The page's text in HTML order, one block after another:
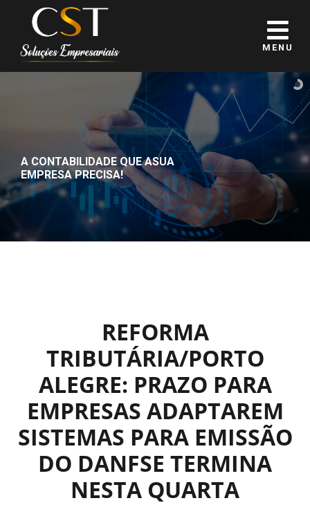
MENU
A CONTABILIDADE QUE ASUA
EMPRESA PRECISA!
REFORMA
TRIBUTÁRIA/PORTO
ALEGRE: PRAZO PARA
EMPRESAS ADAPTAREM
SISTEMAS PARA EMISSÃO
DO DANFSE TERMINA
NESTA QUARTA